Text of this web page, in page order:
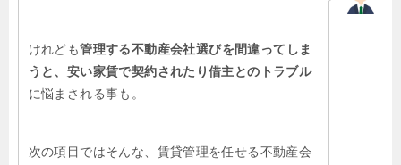
けれども管理する不動産会社選びを間違ってしま
うと、安い家賃で契約されたり借主とのトラブル
に悩まされる事も。
次の項目ではそんな、賃貸管理を任せる不動産会